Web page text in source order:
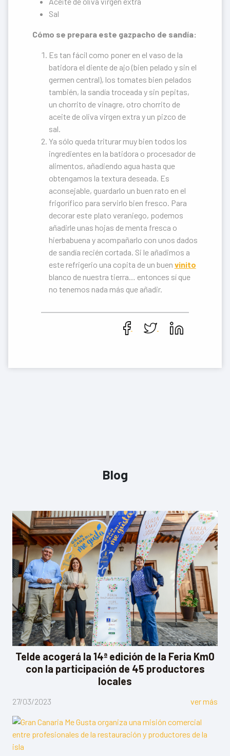
Sal
Cómo se prepara este gazpacho de sandía:
Es tan fácil como poner en el vaso de la
batidora el diente de ajo (bien pelado y sin el
germen central), los tomates bien pelados
también, la sandía troceada y sin pepitas,
un chorrito de vinagre, otro chorrito de
aceite de oliva virgen extra y un pizco de
sal.
Ya sólo queda triturar muy bien todos los
ingredientes en la batidora o procesador de
alimentos, añadiendo agua hasta que
obtengamos la textura deseada. Es
aconsejable, guardarlo un buen rato en el
frigorífico para servirlo bien fresco. Para
decorar este plato veraniego, podemos
añadirle unas hojas de menta fresca o
hierbabuena y acompañarlo con unos dados
de sandía recién cortada. Si le añadimos a
este refrigerio una copita de un buen vinito
blanco de nuestra tierra… entonces sí que
no tenemos nada más que añadir.
Blog
Telde acogerá la 14ª edición de la Feria Km0
con la participación de 45 productores
locales
27/03/2023 ver más